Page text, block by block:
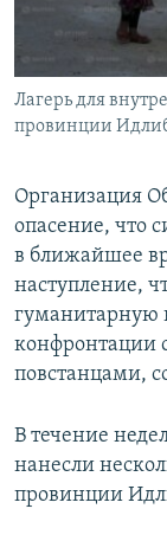
Лагерь для
провинции
Организация
опасение, что
в ближайшее
наступление,
гуманитарную
конфронтации
повстанцами,
В течение
нанесли
провинции